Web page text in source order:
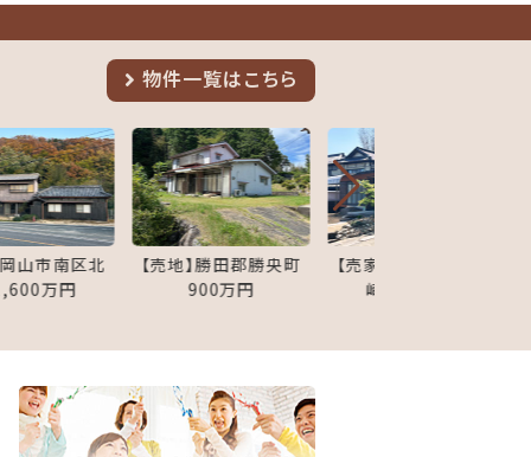
物件一覧はこちら
【売地】勝田郡勝央町
【売家】岡山市東区富
崎1,380万円